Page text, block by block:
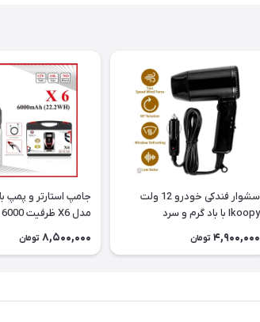
سشوار فندکی خودرو 12 ولت
Ikoopy با باد گرم و سرد
4,900,000 تومان
جامپ استارتر و پمپ
مدل X6 ظرفیت 6000 میلی‌آمپر
8,500,000 تومان